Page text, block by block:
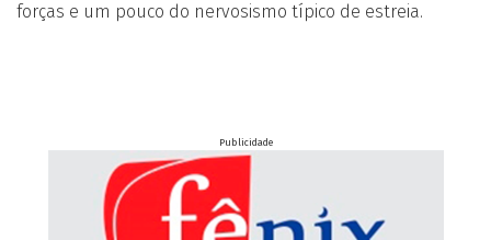
forças e um pouco do nervosismo típico de estreia.
Publicidade